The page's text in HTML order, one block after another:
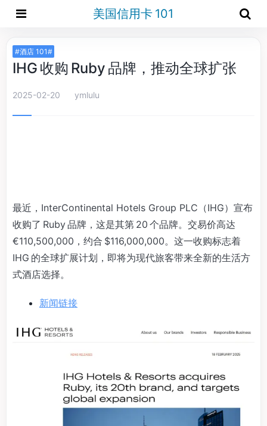
美国信用卡 101
#酒店 101#
IHG 收购 Ruby 品牌，推动全球扩张
2025-02-20 ymlulu
最近，InterContinental Hotels Group PLC（IHG）宣布
收购了 Ruby 品牌，这是其第 20 个品牌。交易价高达
€110,500,000，约合 $116,000,000。这一收购标志着
IHG 的全球扩展计划，即将为现代旅客带来全新的生活方
式酒店选择。
新闻链接